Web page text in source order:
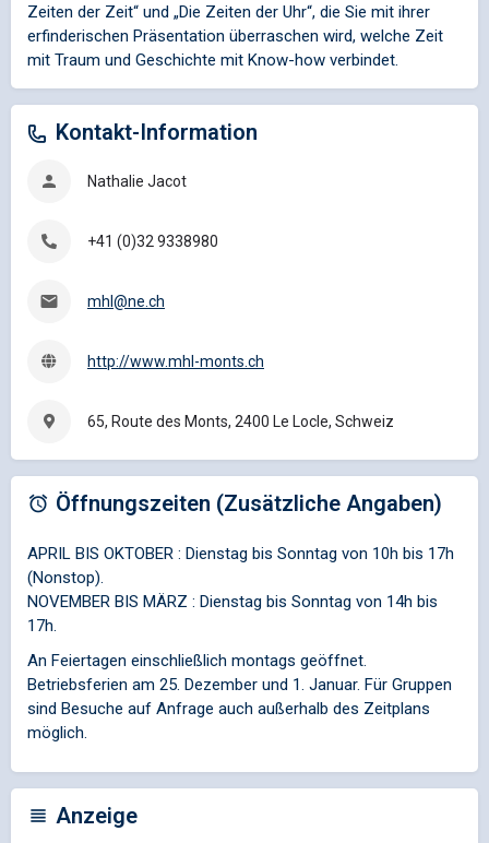
Zeiten der Zeit“ und „Die Zeiten der Uhr“, die Sie mit ihrer
erfinderischen Präsentation überraschen wird, welche Zeit
mit Traum und Geschichte mit Know-how verbindet.
Kontakt-Information
Nathalie Jacot
+41 (0)32 9338980
mhl@ne.ch
http://www.mhl-monts.ch
65, Route des Monts, 2400 Le Locle, Schweiz
Öffnungszeiten (Zusätzliche Angaben)
APRIL BIS OKTOBER : Dienstag bis Sonntag von 10h bis 17h
(Nonstop).
NOVEMBER BIS MÄRZ : Dienstag bis Sonntag von 14h bis
17h.
An Feiertagen einschließlich montags geöffnet.
Betriebsferien am 25. Dezember und 1. Januar. Für Gruppen
sind Besuche auf Anfrage auch außerhalb des Zeitplans
möglich.
Anzeige